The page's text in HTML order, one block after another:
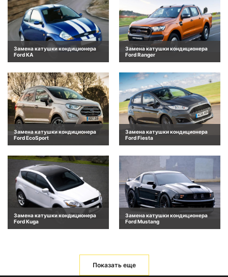
Замена катушки кондиционера
Ford KA
Замена катушки кондиционера
Ford Ranger
Замена катушки кондиционера
Ford EcoSport
Замена катушки кондиционера
Ford Fiesta
Замена катушки кондиционера
Ford Kuga
Замена катушки кондиционера
Ford Mustang
Показать еще